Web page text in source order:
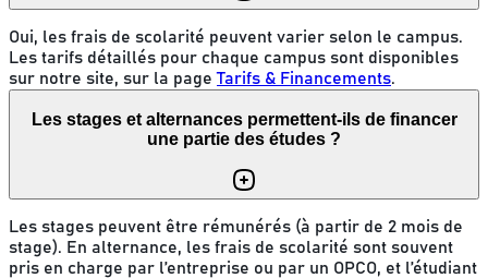
Oui, les frais de scolarité peuvent varier selon le campus.
Les tarifs détaillés pour chaque campus sont disponibles
sur notre site, sur la pageTarifs & Financements.
Les stages et alternances permettent-ils de financer
une partie des études ?
Les stages peuvent être rémunérés (à partir de 2 mois de
stage). En alternance, les frais de scolarité sont souvent
pris en charge par l’entreprise ou par un OPCO, et l’étudiant